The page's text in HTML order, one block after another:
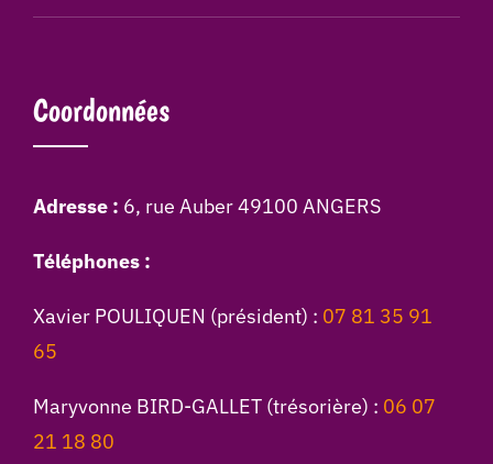
Coordonnées
Adresse : 6, rue Auber 49100 ANGERS
Téléphones :
Xavier POULIQUEN (président) : 07 81 35 91
65
Maryvonne BIRD-GALLET (trésorière) : 06 07
21 18 80